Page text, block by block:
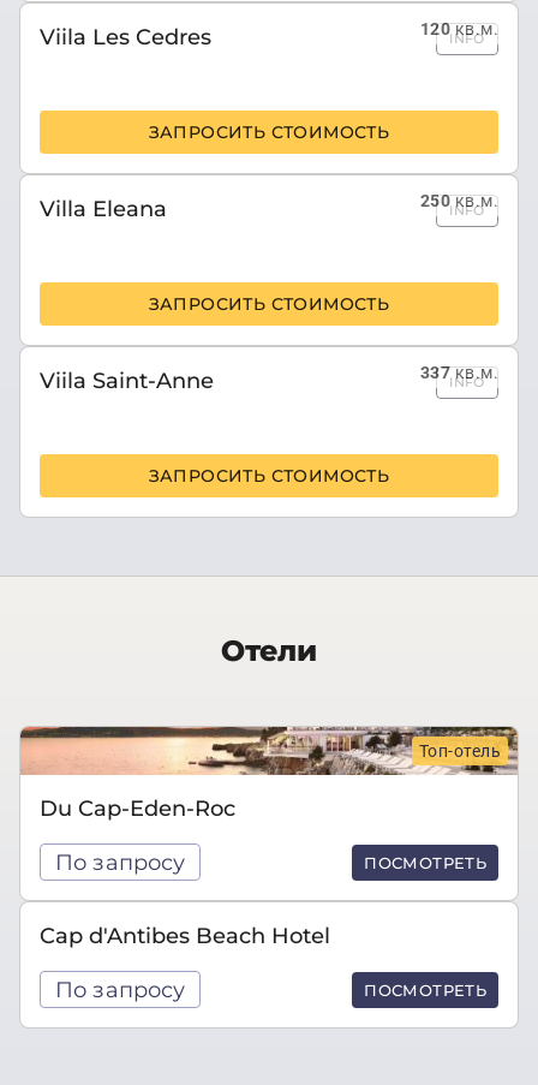
120кв.м.
Viila Les Cedres INFO
ЗАПРОСИТЬ СТОИМОСТЬ
250кв.м.
Villa Eleana INFO
ЗАПРОСИТЬ СТОИМОСТЬ
337кв.м.
Viila Saint-Anne INFO
ЗАПРОСИТЬ СТОИМОСТЬ
Отели
Топ-отель
Du Cap-Eden-Roc
По запросу ПОСМОТРЕТЬ
Cap d'Antibes Beach Hotel
По запросу ПОСМОТРЕТЬ